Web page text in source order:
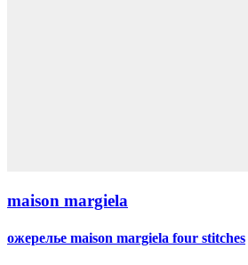
maison margiela
ожерелье maison margiela four stitches